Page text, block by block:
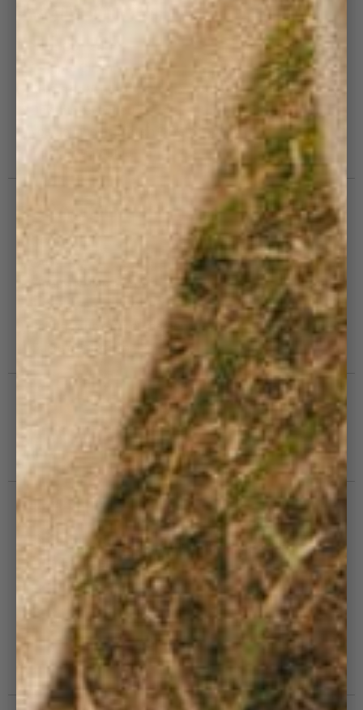
VOUS + NOUS
Nous Contacter
Compte Client
Points de Vente
Vos Collaborateurs en Côtelé
Blog : Côtelé Club
PRATIQUE
CGV
FAQ
Modes de livraison
Echanges & retours
Politique de remboursement
Guide d'entretien
#JOINCOTELE
Pour ne rien manquer et construire à nos côtés le
futur de Côtelé.
ENVOYER
SUIVEZ-NOUS